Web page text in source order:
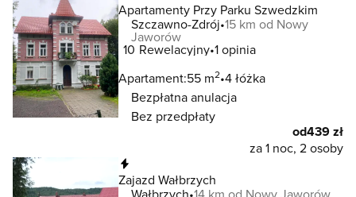
Apartamenty Przy Parku Szwedzkim
Szczawno-Zdrój 15 km od Nowy
Jaworów
10 Rewelacyjny 1 opinia
Apartament:55 m2 4 łóżka
Bezpłatna anulacja
Bez przedpłaty
od439 zł
za 1 noc, 2 osoby
Zajazd Wałbrzych